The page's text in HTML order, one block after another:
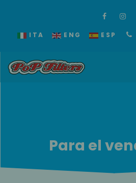
ITA ENG ESP
Para el